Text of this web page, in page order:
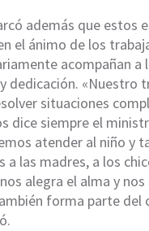
además que estos
el ánimo de los
acompañan a
dedicación. «Nuestro
situaciones
dice siempre el
atender al niño y
a las madres, a los
alegra el alma y nos
forma parte del